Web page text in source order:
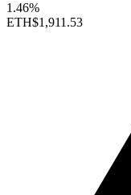
1.46%
ETH$1,911.53